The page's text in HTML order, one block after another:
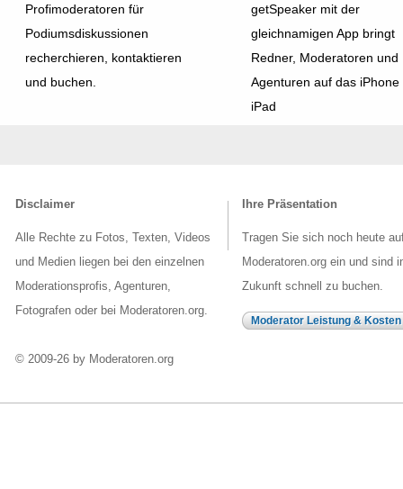
Profimoderatoren für
Podiumsdiskussionen
recherchieren, kontaktieren
und buchen.
getSpeaker mit der
gleichnamigen App bringt
Redner, Moderatoren und
Agenturen auf das iPhone
iPad
Disclaimer
Alle Rechte zu Fotos, Texten, Videos
und Medien liegen bei den einzelnen
Moderationsprofis, Agenturen,
Fotografen oder bei Moderatoren.org.
© 2009-26 by Moderatoren.org
Ihre Präsentation
Tragen Sie sich noch heute
Moderatoren.org ein und sind
Zukunft schnell zu buchen.
Moderator Leistung & Kosten